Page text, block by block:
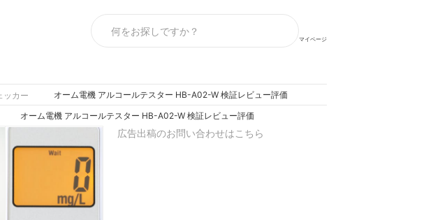
マイページ
ッカー オーム電機 アルコールテスター HB-A02-W 検証レビュー評価
オーム電機 アルコールテスター HB-A02-W 検証レビュー評価
広告出稿のお問い合わせはこちら